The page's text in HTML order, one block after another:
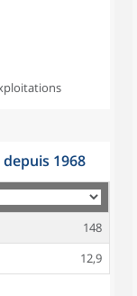
1968
148
12,9